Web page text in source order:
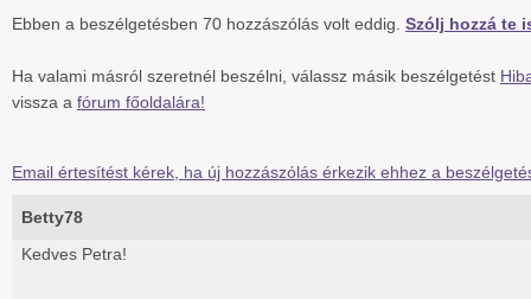
Ebben a beszélgetésben 70 hozzászólás volt eddig. Szólj hozzá te
Ha valami másról szeretnél beszélni, válassz másik beszélgetést
vissza a fórum főoldalára!
Email értesítést kérek, ha új hozzászólás érkezik ehhez a
Betty78
Kedves Petra!